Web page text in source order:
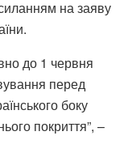
на заяву
до 1 червня
перед
боку
покриття”, –